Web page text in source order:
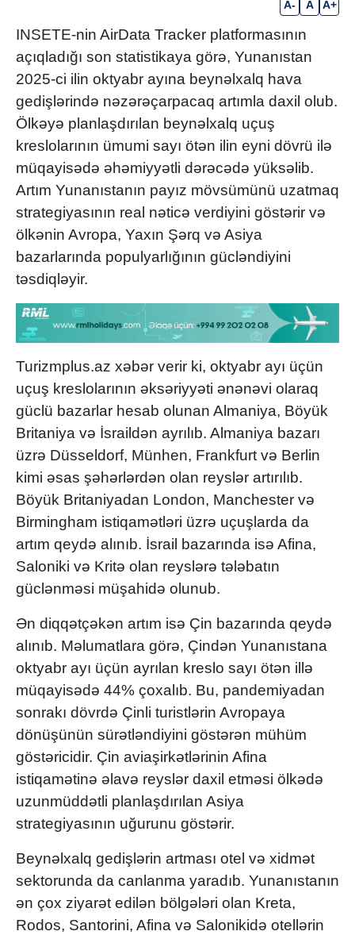
A- A A+
INSETE-nin AirData Tracker platformasının
açıqladığı son statistikaya görə, Yunanıstan
2025-ci ilin oktyabr ayına beynəlxalq hava
gedişlərində nəzərəçarpacaq artımla daxil olub.
Ölkəyə planlaşdırılan beynəlxalq uçuş
kreslolarının ümumi sayı ötən ilin eyni dövrü ilə
müqayisədə əhəmiyyətli dərəcədə yüksəlib.
Artım Yunanıstanın payız mövsümünü uzatmaq
strategiyasının real nəticə verdiyini göstərir və
ölkənin Avropa, Yaxın Şərq və Asiya
bazarlarında populyarlığının gücləndiyini
təsdiqləyir.
Turizmplus.az xəbər verir ki, oktyabr ayı üçün
uçuş kreslolarının əksəriyyəti ənənəvi olaraq
güclü bazarlar hesab olunan Almaniya, Böyük
Britaniya və İsraildən ayrılıb. Almaniya bazarı
üzrə Düsseldorf, Münhen, Frankfurt və Berlin
kimi əsas şəhərlərdən olan reyslər artırılıb.
Böyük Britaniyadan London, Manchester və
Birmingham istiqamətləri üzrə uçuşlarda da
artım qeydə alınıb. İsrail bazarında isə Afina,
Saloniki və Kritə olan reyslərə tələbatın
güclənməsi müşahidə olunub.
Ən diqqətçəkən artım isə Çin bazarında qeydə
alınıb. Məlumatlara görə, Çindən Yunanıstana
oktyabr ayı üçün ayrılan kreslo sayı ötən illə
müqayisədə 44% çoxalıb. Bu, pandemiyadan
sonrakı dövrdə Çinli turistlərin Avropaya
dönüşünün sürətləndiyini göstərən mühüm
göstəricidir. Çin aviaşirkətlərinin Afina
istiqamətinə əlavə reyslər daxil etməsi ölkədə
uzunmüddətli planlaşdırılan Asiya
strategiyasının uğurunu göstərir.
Beynəlxalq gedişlərin artması otel və xidmət
sektorunda da canlanma yaradıb. Yunanıstanın
ən çox ziyarət edilən bölgələri olan Kreta,
Rodos, Santorini, Afina və Salonikidə otellərin